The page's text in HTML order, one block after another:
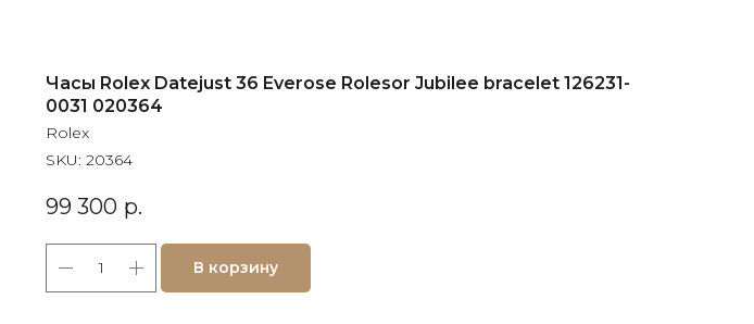
Часы Rolex Datejust 36 Everose Rolesor Jubilee bracelet 126231-
0031 020364
Rolex
SKU: 20364
99 300 р.
В корзину